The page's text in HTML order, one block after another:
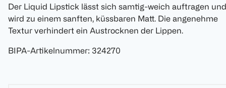
Der Liquid Lipstick lässt sich samtig-weich auftragen und
wird zu einem sanften, küssbaren Matt. Die angenehme
Textur verhindert ein Austrocknen der Lippen.
BIPA-Artikelnummer: 324270